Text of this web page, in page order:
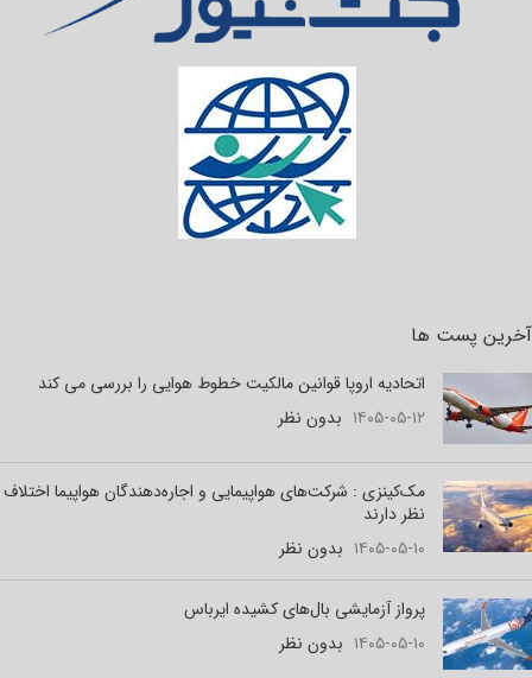
آخرین پست ها
اتحادیه اروپا قوانین مالکیت خطوط هوایی را بررسی می کند
۱۴۰۵-۰۵-۱۲ بدون نظر
مک‌کینزی : شرکت‌های هواپیمایی و اجاره‌دهندگان هواپیما اختلاف
نظر دارند
۱۴۰۵-۰۵-۱۰ بدون نظر
پرواز آزمایشی بال‌های کشیده ایرباس
۱۴۰۵-۰۵-۱۰ بدون نظر